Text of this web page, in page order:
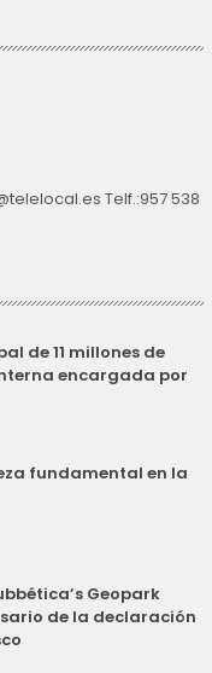
Telf.:957 538
de 11 millones de
encargada por
fundamental en la
Geopark
de la declaración